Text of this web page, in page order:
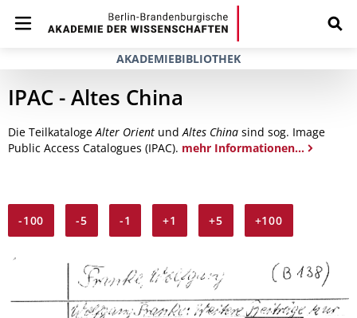
AKADEMIEBIBLIOTHEK
IPAC - Altes China
Die TeilkatalogeAlter Orient undAltes China sind sog. Image
Public Access Catalogues (IPAC). mehr Informationen...
-100 -5 -1 +1 +5 +100